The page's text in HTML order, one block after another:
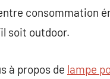
consommation
soit outdoor.
à propos de lampe